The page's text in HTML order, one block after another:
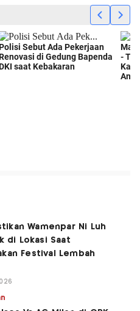
Wamenpar Ni Luh
di Lokasi Saat
Festival Lembah